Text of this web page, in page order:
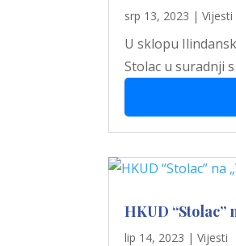
srp 13, 2023 |Vijesti
U sklopu
Stolac u suradnji
HKUD “Stolac”
lip 14, 2023 |Vijesti